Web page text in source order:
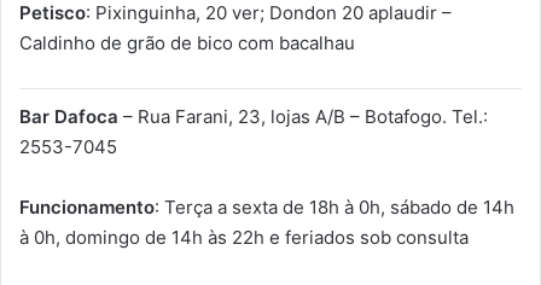
Petisco: Pixinguinha, 20 ver; Dondon 20 aplaudir –
Caldinho de grão de bico com bacalhau
Bar Dafoca – Rua Farani, 23, lojas A/B – Botafogo. Tel.:
2553-7045
Funcionamento: Terça a sexta de 18h à 0h, sábado de 14h
à 0h, domingo de 14h às 22h e feriados sob consulta